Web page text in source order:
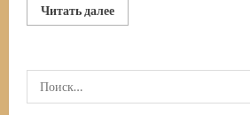
Читать далееПрочитать
больше
—
Найти: